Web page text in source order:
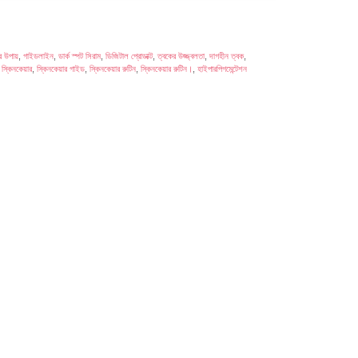
উপায়, গাইডলাইন, ডার্ক স্পট সিরাম, ডিজিটাল প্রোডাক্ট,ত্বকের উজ্জ্বলতা, দাগহীন ত্বক,
স্কিনকেয়ার, স্কিনকেয়ার গাইড, স্কিনকেয়ার রুটিন, স্কিনকেয়ার রুটিন। হাইপারপিগমেন্টেশন